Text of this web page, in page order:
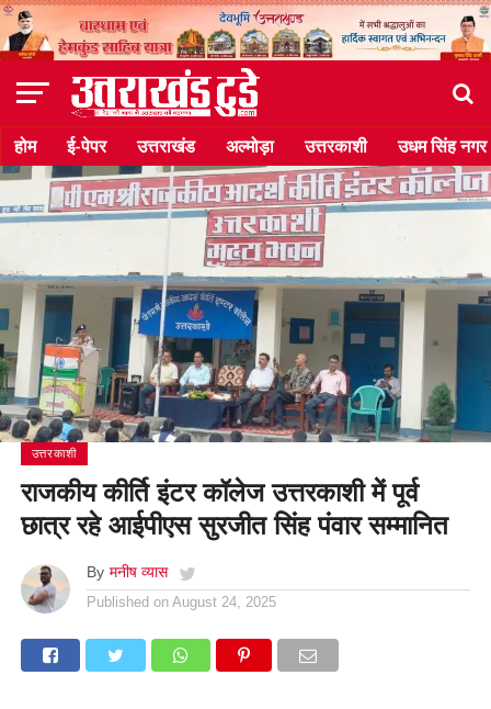
होम ई-पेपर उत्तराखंड अल्मोड़ा उत्तरकाशी उधम सिंह नगर
उत्तरकाशी
राजकीय कीर्ति इंटर कॉलेज उत्तरकाशी में पूर्व
छात्र रहे आईपीएस सुरजीत सिंह पंवार सम्मानित
By मनीष व्यास
Published on August 24, 2025